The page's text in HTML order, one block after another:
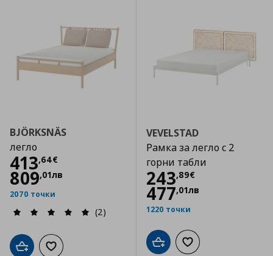
BJÖRKSNÄS
легло
413,64€
Цена
809,01лв
2070 точки
(2)
Добави в кошницата
Добави към списъка с любими
VEVELSTAD
Рамка за легло с 2
горни табли
243,89€
Цена
477,01лв
1220 точки
Добави в кошницата
Добави към